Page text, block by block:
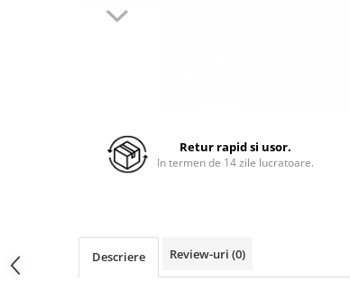
Retur rapid si usor.
In termen de 14 zile lucratoare.
Descriere Review-uri (0)